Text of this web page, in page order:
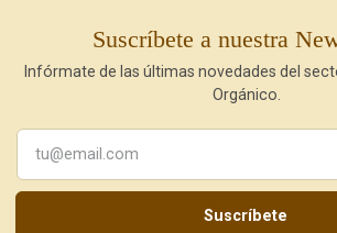
Suscríbete a nuestra
Infórmate de las últimas novedades del
Orgánico.
Suscríbete